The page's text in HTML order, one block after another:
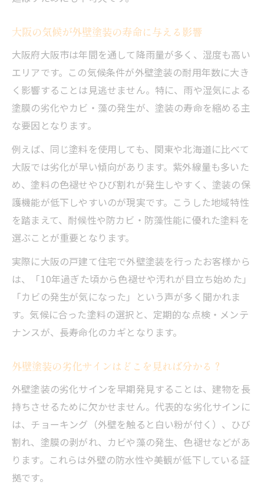
法
外壁塗装の耐久年数アップの秘訣を紹介
外壁塗装ランキングと費用対効果の関係
大阪の気候が外壁塗装の寿命に与える影響
大阪府大阪市は年間を通して降雨量が多く、湿度も高い
エリアです。この気候条件が外壁塗装の耐用年数に大き
く影響することは見逃せません。特に、雨や湿気による
塗膜の劣化やカビ・藻の発生が、塗装の寿命を縮める主
な要因となります。
例えば、同じ塗料を使用しても、関東や北海道に比べて
大阪では劣化が早い傾向があります。紫外線量も多いた
め、塗料の色褪せやひび割れが発生しやすく、塗装の保
護機能が低下しやすいのが現実です。こうした地域特性
を踏まえて、耐候性や防カビ・防藻性能に優れた塗料を
選ぶことが重要となります。
実際に大阪の戸建て住宅で外壁塗装を行ったお客様から
は、「10年過ぎた頃から色褪せや汚れが目立ち始めた」
「カビの発生が気になった」という声が多く聞かれま
す。気候に合った塗料の選択と、定期的な点検・メンテ
ナンスが、長寿命化のカギとなります。
外壁塗装の劣化サインはどこを見れば分かる？
外壁塗装の劣化サインを早期発見することは、建物を長
持ちさせるために欠かせません。代表的な劣化サインに
は、チョーキング（外壁を触ると白い粉が付く）、ひび
割れ、塗膜の剥がれ、カビや藻の発生、色褪せなどがあ
ります。これらは外壁の防水性や美観が低下している証
拠です。